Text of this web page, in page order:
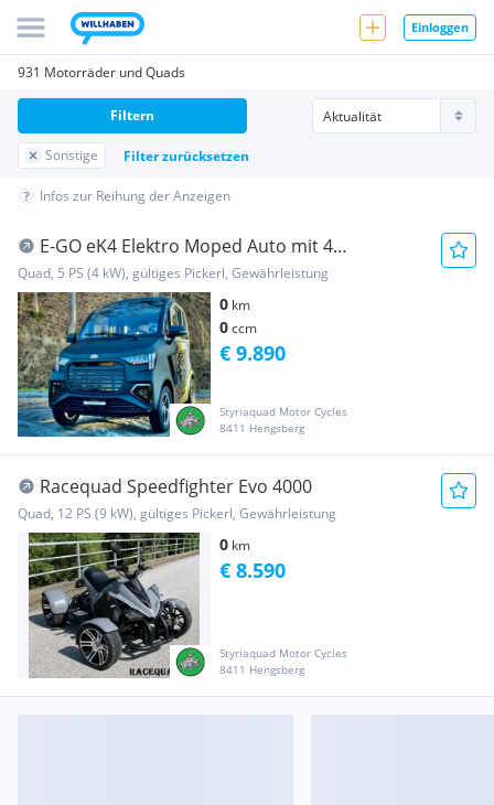
Einloggen
931 Motorräder und Quads
Sonstige Filter zurücksetzen
Filtern
Infos zur Reihung der Anzeigen
E-GO eK4 Elektro Moped Auto mit 4
Sitzplätzen
Quad, 5 PS (4 kW), gültiges Pickerl, Gewährleistung
0 km
0ccm
Styriaquad Motor Cycles
8411 Hengsberg
€ 9.890
Racequad Speedfighter Evo 4000
Quad, 12 PS (9 kW), gültiges Pickerl, Gewährleistung
0 km
Styriaquad Motor Cycles
8411 Hengsberg
€ 8.590